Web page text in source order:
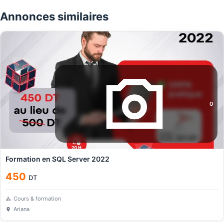
Annonces similaires
0
Formation en SQL Server 2022
450 DT
Cours & formation
Ariana